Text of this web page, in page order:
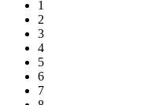
1
2
3
4
5
6
7